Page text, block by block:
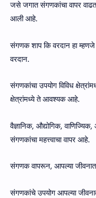
जसे जगात संगणकांचा वापर
आली आहे.
संगणक शाप कि वरदान हा
वरदान.
संगणकांचा उपयोग विविध
क्षेत्रांमध्ये ते आवश्यक आहे.
वैज्ञानिक, औद्योगिक,
संगणकांचा महत्त्वाचा वापर आहे.
संगणक वापरून, आपल्या
संगणकांचे उपयोग आपल्या